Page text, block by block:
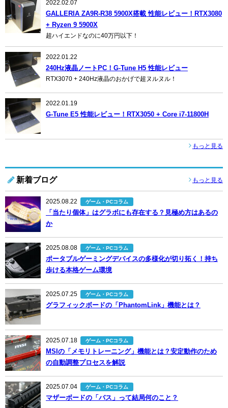
2022.02.07
GALLERIA ZA9R-R38 5900X搭載 性能レビュー！RTX3080
+ Ryzen 9 5900X
超ハイエンドなのに40万円以下！
2022.01.22
240Hz液晶ノートPC！G-Tune H5 性能レビュー
RTX3070 + 240Hz液晶のおかげで超ヌルヌル！
2022.01.19
G-Tune E5 性能レビュー！RTX3050 + Core i7-11800H
もっと見る
新着ブログ もっと見る
2025.08.22 ゲーム・PCコラム
「当たり個体」はグラボにも存在する？見極め方はあるの
か
2025.08.08 ゲーム・PCコラム
ポータブルゲーミングデバイスの多様化が切り拓く！持ち
歩ける本格ゲーム環境
2025.07.25 ゲーム・PCコラム
グラフィックボードの「PhantomLink」機能とは？
2025.07.18 ゲーム・PCコラム
MSIの「メモリトレーニング」機能とは？安定動作のため
の自動調整プロセスを解説
2025.07.04 ゲーム・PCコラム
マザーボードの「バス」って結局何のこと？